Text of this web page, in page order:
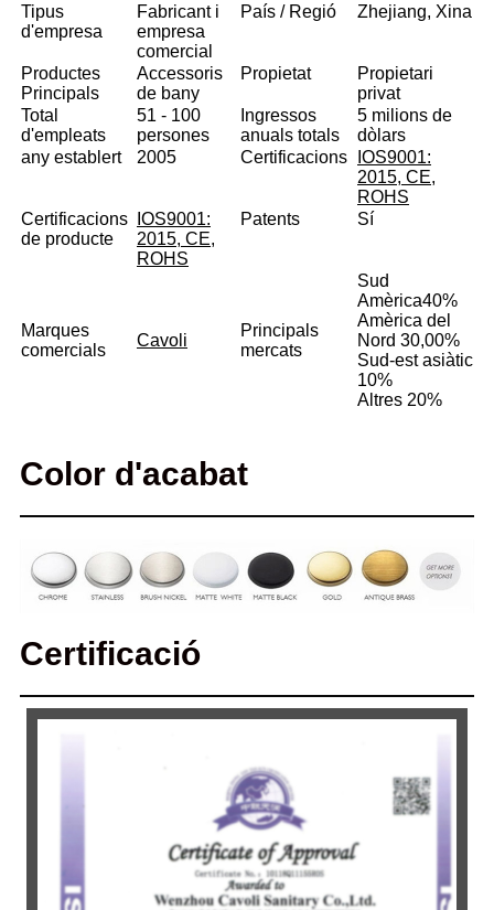
Tipus
d'empresa
Fabricant i
empresa
comercial
País / Regió Zhejiang, Xina
Productes
Principals
Accessoris
de bany
Propietat
Propietari
privat
Total
d'empleats
51 - 100
persones
Ingressos
anuals totals
5 milions de
dòlars
any establert
2005 Certificacions
IOS9001:
2015, CE,
ROHS
Certificacions
de producte
IOS9001:
2015, CE,
ROHS
Patents Sí
Marques
comercials
Cavoli
Principals
mercats
Sud
Amèrica40%
Amèrica del
Nord 30,00%
Sud-est asiàtic
10%
Altres 20%
Color d'acabat
Certificació